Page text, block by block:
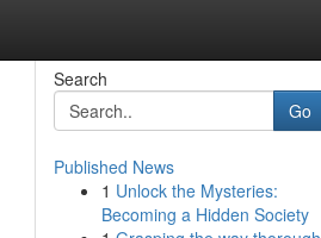
Search
Go
Published News
1 Unlock the Mysteries:
Becoming a Hidden Society